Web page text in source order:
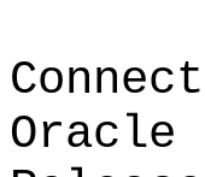
Oracle